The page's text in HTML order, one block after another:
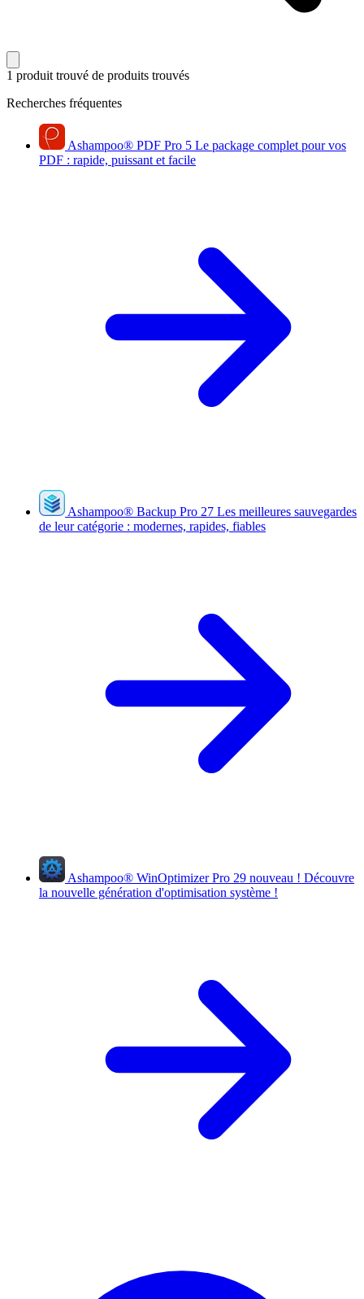
1 produit trouvé de produits trouvés
Recherches fréquentes
Ashampoo® PDF Pro 5 Le package complet pour vos
PDF : rapide, puissant et facile
Ashampoo® Backup Pro 27 Les meilleures sauvegardes
de leur catégorie : modernes, rapides, fiables
Ashampoo® WinOptimizer Pro 29 nouveau ! Découvre
la nouvelle génération d'optimisation système !